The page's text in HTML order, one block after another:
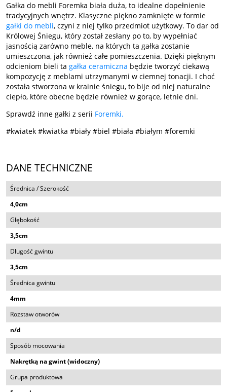
Gałka do mebli Foremka biała duża, to idealne dopełnienie
tradycyjnych wnętrz. Klasyczne piękno zamknięte w formie
gałki do mebli, czyni z niej tylko przedmiot użytkowy. To dar od
Królowej Śniegu, który został zesłany po to, by wypełniać
jasnością zarówno meble, na których ta gałka zostanie
umieszczona, jak również całe pomieszczenia. Dzięki pięknym
odcieniom bieli ta gałka ceramiczna będzie tworzyć ciekawą
kompozycję z meblami utrzymanymi w ciemnej tonacji. I choć
została stworzona w krainie śniegu, to bije od niej naturalne
ciepło, które obecne będzie również w gorące, letnie dni.
Sprawdź inne gałki z serii Foremki.
#kwiatek #kwiatka #biały #biel #biała #białym #foremki
DANE TECHNICZNE
Średnica / Szerokość
4,0cm
Głębokość
3,5cm
Długość gwintu
3,5cm
Średnica gwintu
4mm
Rozstaw otworów
n/d
Sposób mocowania
Nakrętką na gwint (widoczny)
Grupa produktowa